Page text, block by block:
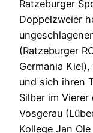
Ratzeburger
Doppelzweier
(Ratzeburger
Germania
und sich ihren
Silber im Vierer
Vosgerau
Kollege Jan